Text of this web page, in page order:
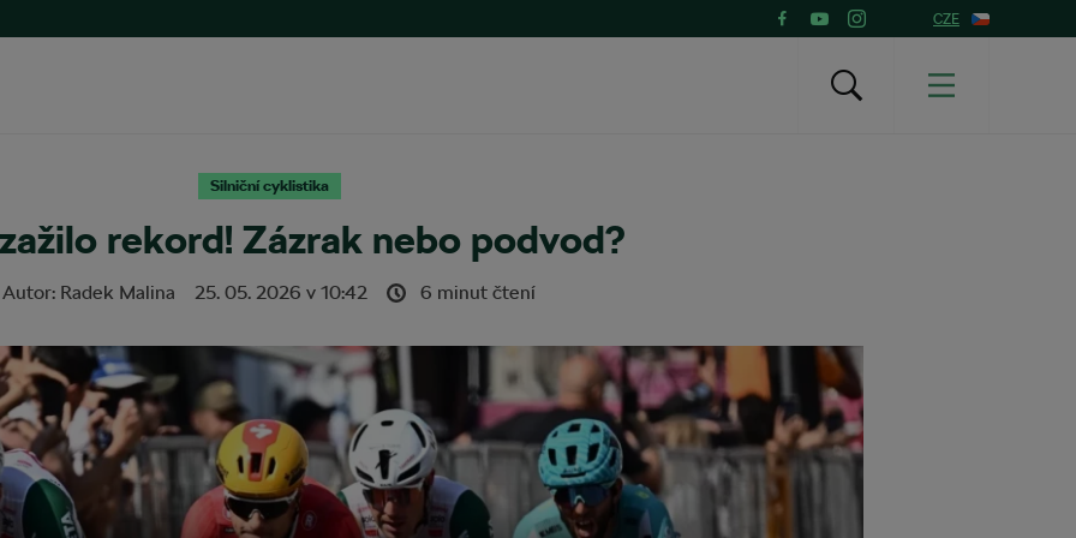
CZE
Silniční cyklistika
rekord! Zázrak nebo podvod?
Autor: Radek Malina 25. 05. 2026 v 10:42 6 minut čtení